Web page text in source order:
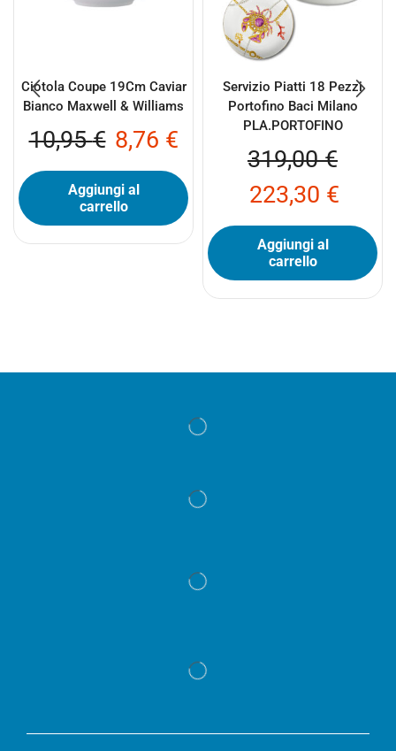
Ciotola Coupe 19Cm Caviar
Bianco Maxwell & Williams
10,95€ 8,76 €
Aggiungi al
carrello
Servizio Piatti 18 Pezzi
Portofino Baci Milano
PLA.PORTOFINO
319,00€
223,30 €
Aggiungi al
carrello